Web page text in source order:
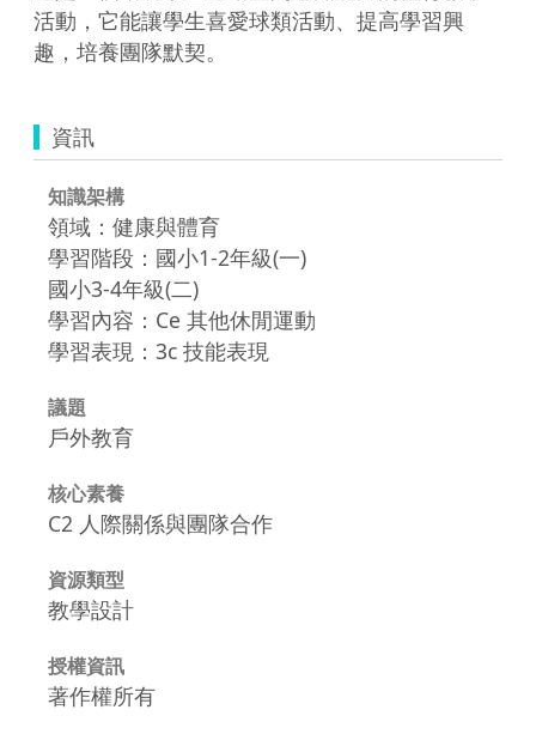
活動，它能讓學生喜愛球類活動、提高學習興
趣，培養團隊默契。
資訊
知識架構
領域：健康與體育
學習階段：國小1-2年級(一)
國小3-4年級(二)
學習內容：Ce 其他休閒運動
學習表現：3c 技能表現
議題
戶外教育
核心素養
C2 人際關係與團隊合作
資源類型
教學設計
授權資訊
著作權所有